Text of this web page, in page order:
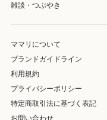
雑談・つぶやき
ママリについて
ブランドガイドライン
利用規約
プライバシーポリシー
特定商取引法に基づく表記
お問い合わせ